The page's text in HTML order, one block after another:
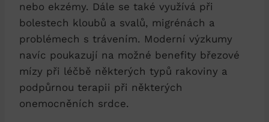
nebo ekzémy. Dále se také využívá při
bolestech kloubů a svalů, migrénách a
problémech s trávením. Moderní výzkumy
navíc poukazují na možné benefity březové
mízy při léčbě některých typů rakoviny a
podpůrnou terapii při některých
onemocněních srdce.